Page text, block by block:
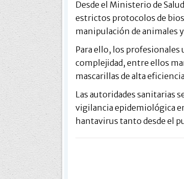
Desde el Ministerio de
estrictos protocolos de
manipulación de animales
Para ello, los
complejidad, entre ellos
mascarillas de alta
Las autoridades sanitarias
vigilancia epidemiológica
hantavirus tanto desde el